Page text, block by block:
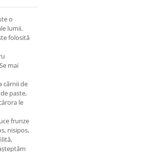
o
lumii.
folosită
mai
cărnii de
paste,
le
frunze
nisipos,